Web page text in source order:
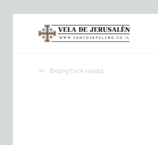
Вернуться назад